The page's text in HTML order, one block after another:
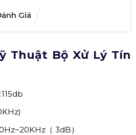
Giá
Thuật Bộ Xử Lý Tín
（ 3dB）